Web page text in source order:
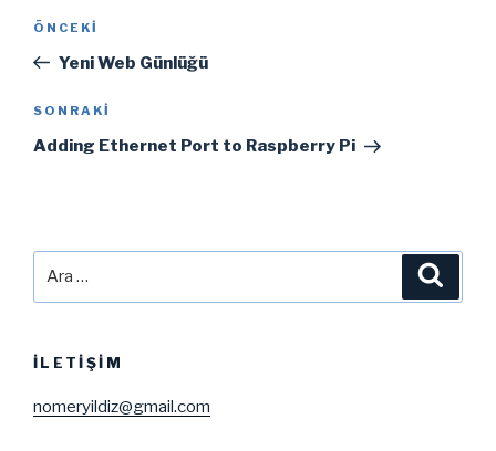
Yazı
Önceki
Yazı
ÖNCEKI
Yeni Web Günlüğü
Sonraki
Yazı
SONRAKI
Adding Ethernet Port to Raspberry Pi
İLETIŞIM
nomeryildiz@gmail.com